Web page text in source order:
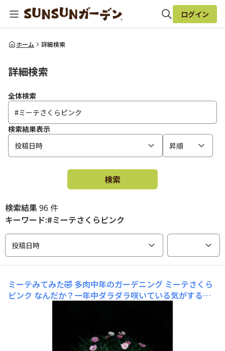
全体検索
ログイン
ホーム 詳細検索
詳細検索
全体検索
検索結果表示
投稿日時
昇順
検索
検索結果96 件
キーワード:#ミーテさくらピンク
投稿日時
ミーテみてみた🤣 多肉中年のガーデニング ミーテさくら
ピンク なんだか？一年中ダラダラ咲いている気がするけ
い多肉中年のおっさんが撮ってるけど🤣🤣🤣